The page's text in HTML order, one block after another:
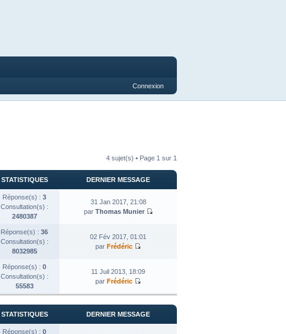
Connexion
4 sujet(s) • Page 1 sur 1
STATISTIQUES DERNIER MESSAGE
Réponse(s) : 3
Consultation(s) :
2480387
31 Jan 2017, 21:08
par Thomas Munier
Réponse(s) : 36
Consultation(s) :
8032985
02 Fév 2017, 01:01
par Frédéric
Réponse(s) : 0
Consultation(s) :
55583
11 Juil 2013, 18:09
par Frédéric
STATISTIQUES DERNIER MESSAGE
Réponse(s) : 0